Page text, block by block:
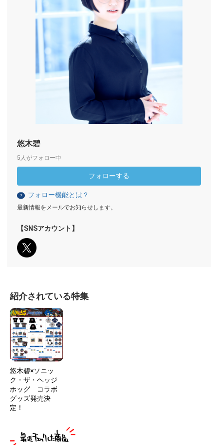
悠木碧
5人がフォロー中
フォローする
？ フォロー機能とは？
最新情報をメールでお知らせします。
【SNSアカウント】
紹介されている特集
悠木碧×ソニッ
ク・ザ・ヘッジ
ホッグ コラボ
グッズ発売決
定！